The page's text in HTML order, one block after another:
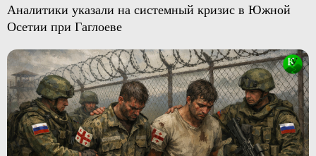
Аналитики указали на системный кризис в Южной
Осетии при Гаглоеве